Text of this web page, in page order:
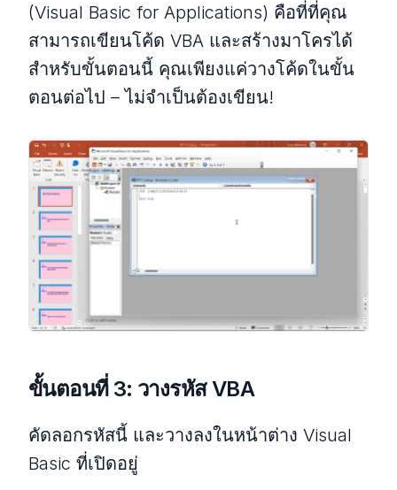
(Visual Basic for Applications) คือที่ที่คุณ
สามารถเขียนโค้ด VBA และสร้างมาโครได้
สำหรับขั้นตอนนี้ คุณเพียงแค่วางโค้ดในขั้น
ตอนต่อไป – ไม่จำเป็นต้องเขียน!
ขั้นตอนที่ 3: วางรหัส VBA
คัดลอกรหัสนี้ และวางลงในหน้าต่าง Visual
Basic ที่เปิดอยู่